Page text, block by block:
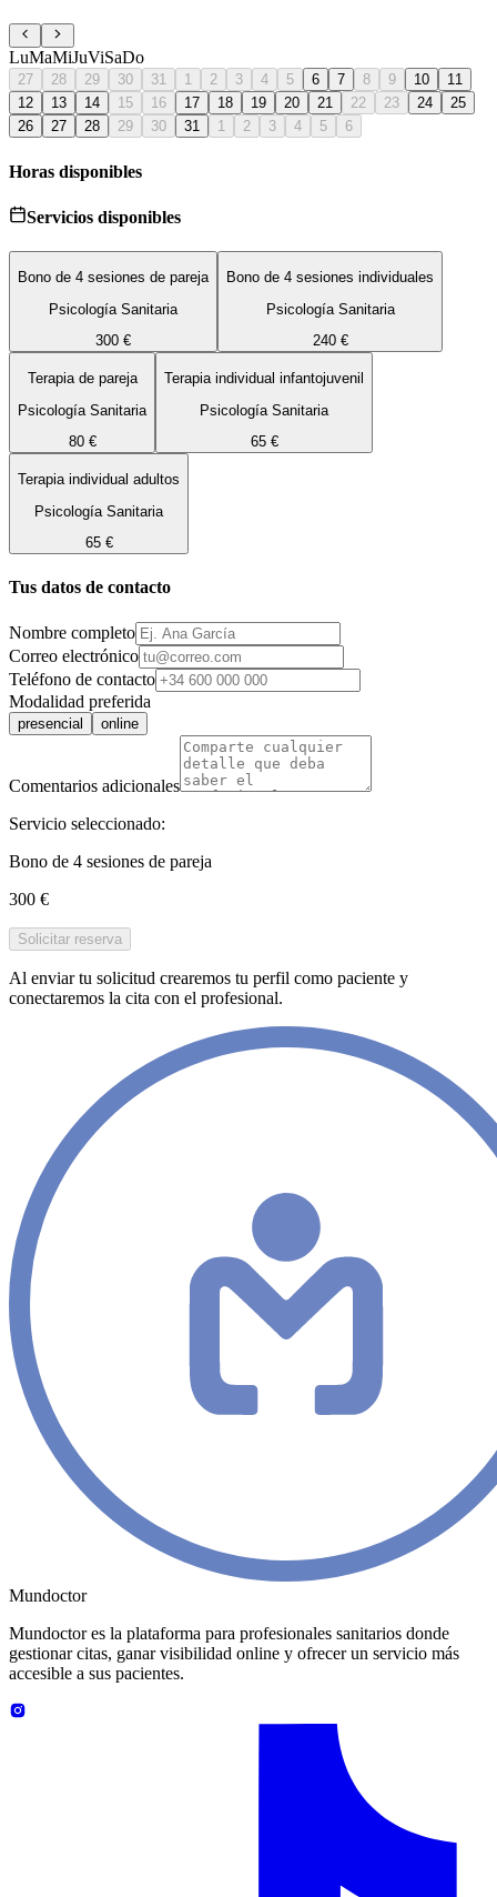
LuMaMiJuViSaDo
27 28 29 30 31 1 2 3 4 5 6 7 8 9 10
11
12
13 14 15 16 17 18 19 20 21 22 23 24
25
26
27 28 29 30 31 1 2 3 4 5 6
Horas disponibles
Servicios disponibles
Bono de 4 sesiones de pareja
Psicología Sanitaria
300 €
Bono de 4 sesiones individuales
Psicología Sanitaria
240 €
Terapia de pareja
Psicología Sanitaria
80 €
Terapia individual infantojuvenil
Psicología Sanitaria
65 €
Terapia individual adultos
Psicología Sanitaria
65 €
Tus datos de contacto
Nombre completo
Correo electrónico
Teléfono de contacto
Modalidad preferida
presencial online
Comentarios adicionales
Servicio seleccionado:
Bono de 4 sesiones de pareja
300 €
Solicitar reserva
Al enviar tu solicitud crearemos tu perfil como paciente y
conectaremos la cita con el profesional.
Mundoctor
Mundoctor es la plataforma para profesionales sanitarios donde
gestionar citas, ganar visibilidad online y ofrecer un servicio más
accesible a sus pacientes.